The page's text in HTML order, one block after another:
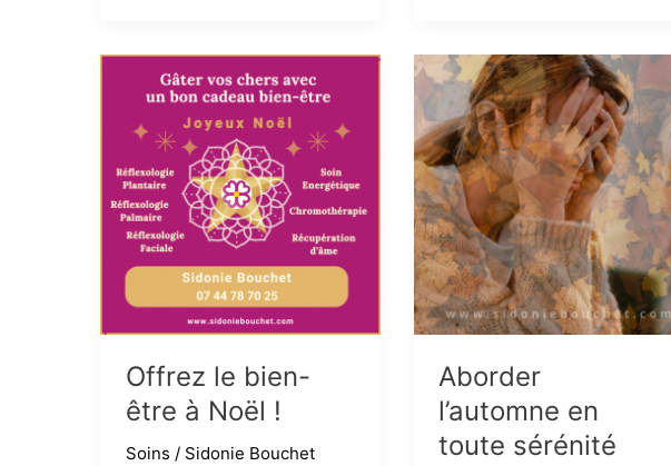
travail
enjeu
majeur
pour
la
performance
et
l’épanouissement
Offrez le bien-
être à Noël !
Soins / Sidonie Bouchet
Aborder
l’automne en
toute sérénité